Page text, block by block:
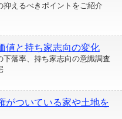
抑えるべきポイントをご紹介
値と持ち家志向の変化
下落率、持ち家志向の意識調査
がついている家や土地を